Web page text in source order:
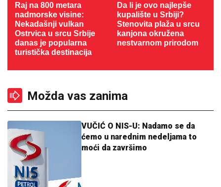
Raj na 800 metara
nadmorske visine:
Nekadašnji vulkan
Ostrvica u srcu Srbije
danas je popularna
turistička destinacija
Da li je ovo najlepše
kupalište u Srbiji?
Stenovita plaža u srcu
kanjona okružena
nestvarnom prirodom
Možda vas zanima
VUČIĆ O NIS-U: Nadamo se da
ćemo u narednim nedeljama to
moći da završimo